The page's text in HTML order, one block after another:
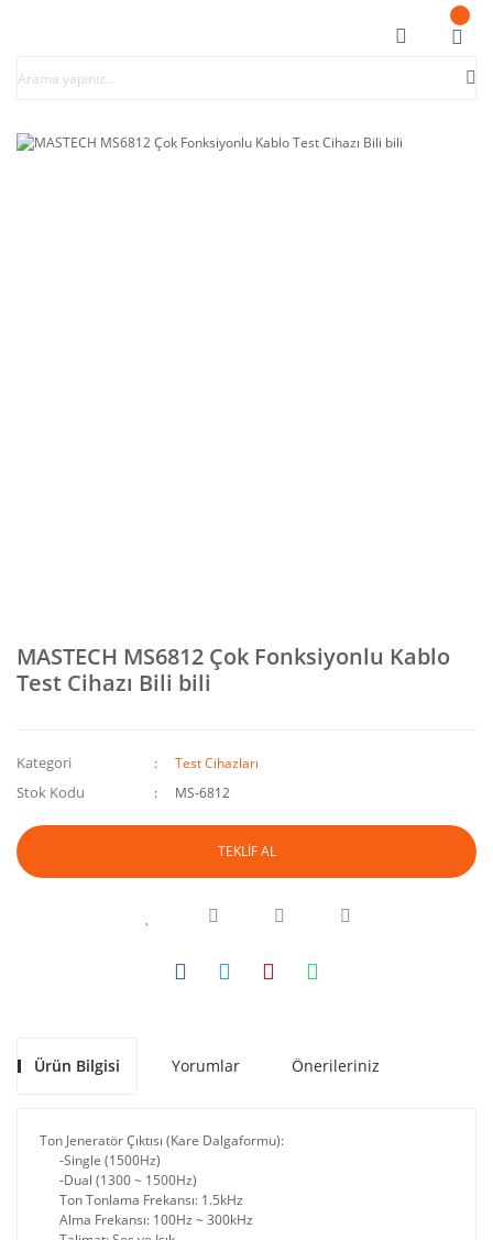
MASTECH MS6812 Çok Fonksiyonlu Kablo
Test Cihazı Bili bili
Kategori Test Cihazları
Stok Kodu MS-6812
TEKLİF AL
Ürün Bilgisi Yorumlar Önerileriniz
Ton Jeneratör Çıktısı (Kare Dalgaformu):
-Single (1500Hz)
-Dual (1300 ~ 1500Hz)
Ton Tonlama Frekansı: 1.5kHz
Alma Frekansı: 100Hz ~ 300kHz